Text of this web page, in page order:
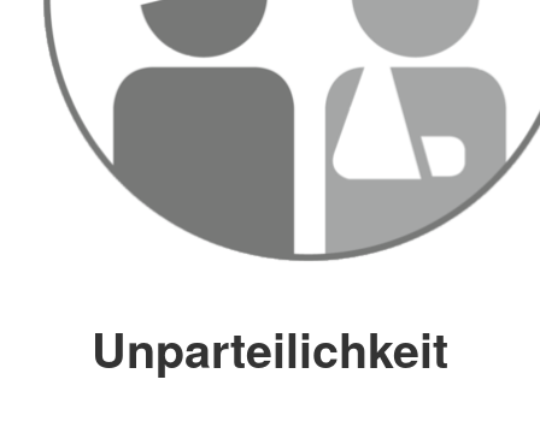
Unparteilichkeit